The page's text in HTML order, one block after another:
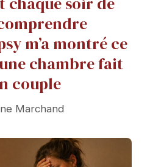
m’a montré ce
chambre fait
couple
Marchand